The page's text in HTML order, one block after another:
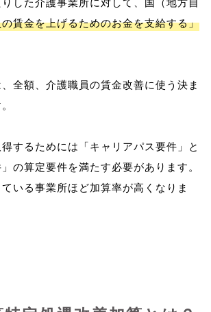
した介護事業所に対して、国（地方自
賃金を上げるためのお金を支給する」
全額、介護職員の賃金改善に使う決ま
するためには「キャリアパス要件」と
」の算定要件を満たす必要があります。
いる事業所ほど加算率が高くなりま